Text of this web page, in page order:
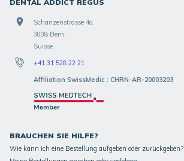
DENTAL ADDICT REGUS
Schanzenstrasse 4a,
3008 Bern,
Suisse
+41 31 528 22 21
Affiliation SwissMedic : CHRN-AR-20003203
BRAUCHEN SIE HILFE?
Wie kann ich eine Bestellung aufgeben oder zurückgeben?